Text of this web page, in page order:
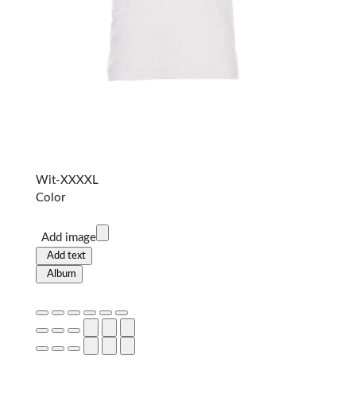
Wit-XXXXL
Color
Add image
Add text
Album